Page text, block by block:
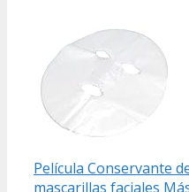
Película Conservante
mascarillas faciales